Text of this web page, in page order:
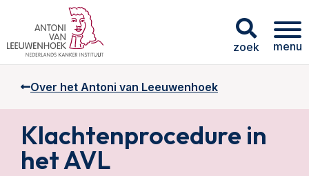
zoek menu
Over het Antoni van Leeuwenhoek
Klachtenprocedure in
het AVL